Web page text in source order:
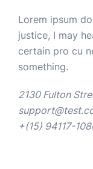
Lorem ipsum
justice, I may
certain pro cu
something.
2130 Fulton
+(15) 94117-